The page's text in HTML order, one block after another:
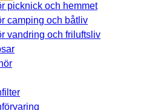
picknick och hemmet
camping och båtliv
vandring och friluftsliv